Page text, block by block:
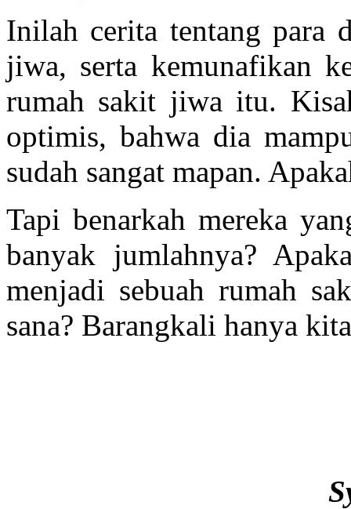
Inilah cerita tentang para
jiwa, serta kemunafikan
rumah sakit jiwa itu.
optimis, bahwa dia
sudah sangat mapan.
Tapi benarkah mereka
banyak jumlahnya?
menjadi sebuah rumah
sana? Barangkali hanya